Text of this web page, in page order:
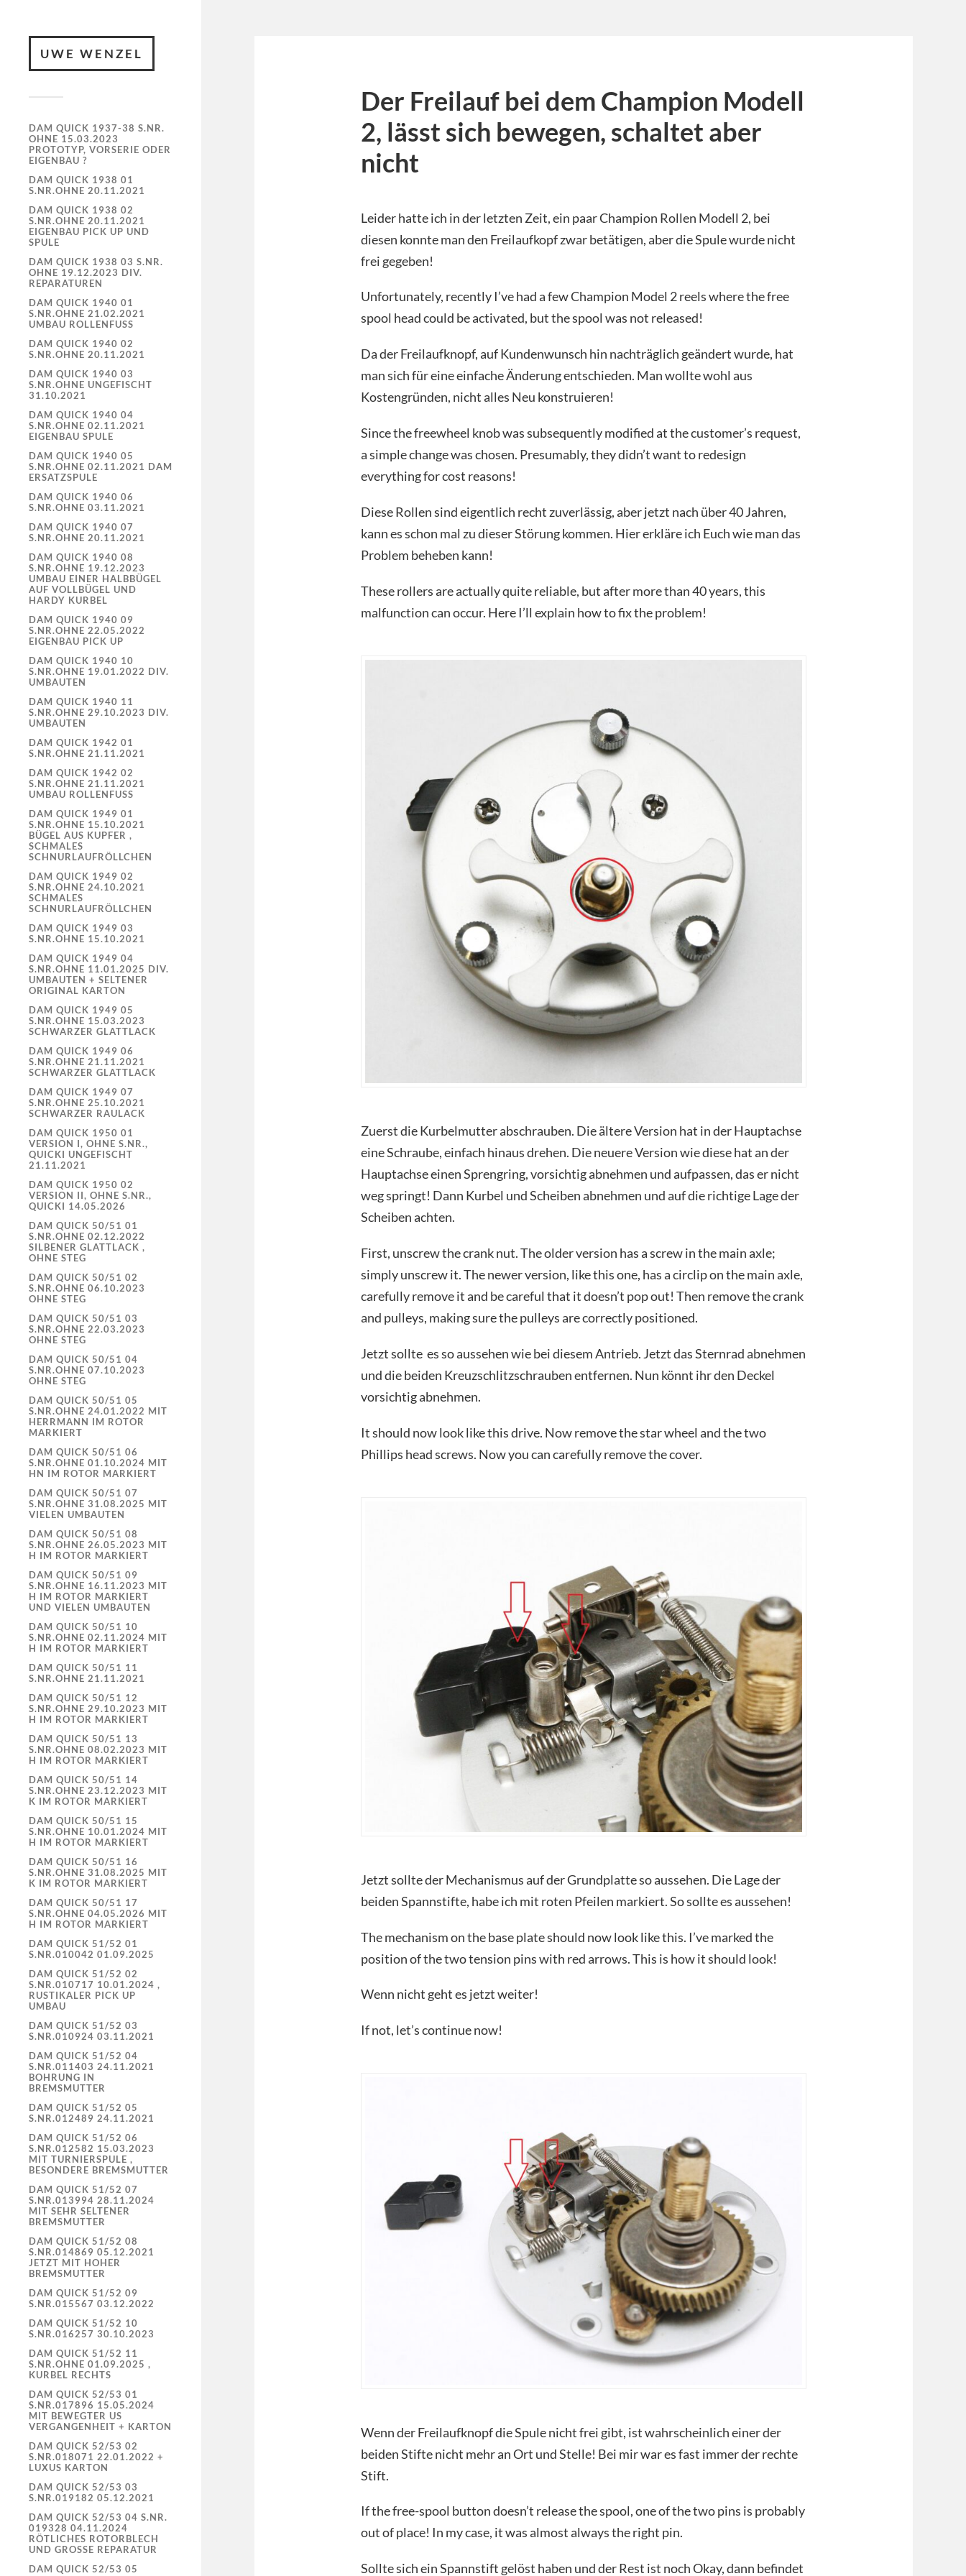
UWE WENZEL
DAM QUICK 1937-38 S.NR.
OHNE 15.03.2023
PROTOTYP, VORSERIE ODER
EIGENBAU ?
DAM QUICK 1938 01
S.NR.OHNE 20.11.2021
DAM QUICK 1938 02
S.NR.OHNE 20.11.2021
EIGENBAU PICK UP UND
SPULE
DAM QUICK 1938 03 S.NR.
OHNE 19.12.2023 DIV.
REPARATUREN
DAM QUICK 1940 01
S.NR.OHNE 21.02.2021
UMBAU ROLLENFUSS
DAM QUICK 1940 02
S.NR.OHNE 20.11.2021
DAM QUICK 1940 03
S.NR.OHNE UNGEFISCHT
31.10.2021
DAM QUICK 1940 04
S.NR.OHNE 02.11.2021
EIGENBAU SPULE
DAM QUICK 1940 05
S.NR.OHNE 02.11.2021 DAM
ERSATZSPULE
DAM QUICK 1940 06
S.NR.OHNE 03.11.2021
DAM QUICK 1940 07
S.NR.OHNE 20.11.2021
DAM QUICK 1940 08
S.NR.OHNE 19.12.2023
UMBAU EINER HALBBÜGEL
AUF VOLLBÜGEL UND
HARDY KURBEL
DAM QUICK 1940 09
S.NR.OHNE 22.05.2022
EIGENBAU PICK UP
DAM QUICK 1940 10
S.NR.OHNE 19.01.2022 DIV.
UMBAUTEN
DAM QUICK 1940 11
S.NR.OHNE 29.10.2023 DIV.
UMBAUTEN
DAM QUICK 1942 01
S.NR.OHNE 21.11.2021
DAM QUICK 1942 02
S.NR.OHNE 21.11.2021
UMBAU ROLLENFUSS
DAM QUICK 1949 01
S.NR.OHNE 15.10.2021
BÜGEL AUS KUPFER ,
SCHMALES
SCHNURLAUFRÖLLCHEN
DAM QUICK 1949 02
S.NR.OHNE 24.10.2021
SCHMALES
SCHNURLAUFRÖLLCHEN
DAM QUICK 1949 03
S.NR.OHNE 15.10.2021
DAM QUICK 1949 04
S.NR.OHNE 11.01.2025 DIV.
UMBAUTEN + SELTENER
ORIGINAL KARTON
DAM QUICK 1949 05
S.NR.OHNE 15.03.2023
SCHWARZER GLATTLACK
DAM QUICK 1949 06
S.NR.OHNE 21.11.2021
SCHWARZER GLATTLACK
DAM QUICK 1949 07
S.NR.OHNE 25.10.2021
SCHWARZER RAULACK
DAM QUICK 1950 01
VERSION I, OHNE S.NR.,
QUICKI UNGEFISCHT
21.11.2021
DAM QUICK 1950 02
VERSION II, OHNE S.NR.,
QUICKI 14.05.2026
DAM QUICK 50/51 01
S.NR.OHNE 02.12.2022
SILBENER GLATTLACK ,
OHNE STEG
DAM QUICK 50/51 02
S.NR.OHNE 06.10.2023
OHNE STEG
DAM QUICK 50/51 03
S.NR.OHNE 22.03.2023
OHNE STEG
DAM QUICK 50/51 04
S.NR.OHNE 07.10.2023
OHNE STEG
DAM QUICK 50/51 05
S.NR.OHNE 24.01.2022 MIT
HERRMANN IM ROTOR
MARKIERT
DAM QUICK 50/51 06
S.NR.OHNE 01.10.2024 MIT
HN IM ROTOR MARKIERT
DAM QUICK 50/51 07
S.NR.OHNE 31.08.2025 MIT
VIELEN UMBAUTEN
DAM QUICK 50/51 08
S.NR.OHNE 26.05.2023 MIT
H IM ROTOR MARKIERT
DAM QUICK 50/51 09
S.NR.OHNE 16.11.2023 MIT
H IM ROTOR MARKIERT
UND VIELEN UMBAUTEN
DAM QUICK 50/51 10
S.NR.OHNE 02.11.2024 MIT
H IM ROTOR MARKIERT
DAM QUICK 50/51 11
S.NR.OHNE 21.11.2021
DAM QUICK 50/51 12
S.NR.OHNE 29.10.2023 MIT
H IM ROTOR MARKIERT
DAM QUICK 50/51 13
S.NR.OHNE 08.02.2023 MIT
H IM ROTOR MARKIERT
DAM QUICK 50/51 14
S.NR.OHNE 23.12.2023 MIT
K IM ROTOR MARKIERT
DAM QUICK 50/51 15
S.NR.OHNE 10.01.2024 MIT
H IM ROTOR MARKIERT
DAM QUICK 50/51 16
S.NR.OHNE 31.08.2025 MIT
K IM ROTOR MARKIERT
DAM QUICK 50/51 17
S.NR.OHNE 04.05.2026 MIT
H IM ROTOR MARKIERT
DAM QUICK 51/52 01
S.NR.010042 01.09.2025
DAM QUICK 51/52 02
S.NR.010717 10.01.2024 ,
RUSTIKALER PICK UP
UMBAU
DAM QUICK 51/52 03
S.NR.010924 03.11.2021
DAM QUICK 51/52 04
S.NR.011403 24.11.2021
BOHRUNG IN
BREMSMUTTER
DAM QUICK 51/52 05
S.NR.012489 24.11.2021
DAM QUICK 51/52 06
S.NR.012582 15.03.2023
MIT TURNIERSPULE ,
BESONDERE BREMSMUTTER
DAM QUICK 51/52 07
S.NR.013994 28.11.2024
MIT SEHR SELTENER
BREMSMUTTER
DAM QUICK 51/52 08
S.NR.014869 05.12.2021
JETZT MIT HOHER
BREMSMUTTER
DAM QUICK 51/52 09
S.NR.015567 03.12.2022
DAM QUICK 51/52 10
S.NR.016257 30.10.2023
DAM QUICK 51/52 11
S.NR.OHNE 01.09.2025 ,
KURBEL RECHTS
DAM QUICK 52/53 01
S.NR.017896 15.05.2024
MIT BEWEGTER US
VERGANGENHEIT + KARTON
DAM QUICK 52/53 02
S.NR.018071 22.01.2022 +
LUXUS KARTON
DAM QUICK 52/53 03
S.NR.019182 05.12.2021
DAM QUICK 52/53 04 S.NR.
019328 04.11.2024
RÖTLICHES ROTORBLECH
UND GROSSE REPARATUR
DAM QUICK 52/53 05
Der Freilauf bei dem Champion Modell
2, lässt sich bewegen, schaltet aber
nicht
Leider hatte ich in der letzten Zeit, ein paar Champion Rollen Modell 2, bei
diesen konnte man den Freilaufkopf zwar betätigen, aber die Spule wurde nicht
frei gegeben!
Unfortunately, recently I’ve had a few Champion Model 2 reels where the free
spool head could be activated, but the spool was not released!
Da der Freilaufknopf, auf Kundenwunsch hin nachträglich geändert wurde, hat
man sich für eine einfache Änderung entschieden. Man wollte wohl aus
Kostengründen, nicht alles Neu konstruieren!
Since the freewheel knob was subsequently modified at the customer’s request,
a simple change was chosen. Presumably, they didn’t want to redesign
everything for cost reasons!
Diese Rollen sind eigentlich recht zuverlässig, aber jetzt nach über 40 Jahren,
kann es schon mal zu dieser Störung kommen. Hier erkläre ich Euch wie man das
Problem beheben kann!
These rollers are actually quite reliable, but after more than 40 years, this
malfunction can occur. Here I’ll explain how to fix the problem!
Zuerst die Kurbelmutter abschrauben. Die ältere Version hat in der Hauptachse
eine Schraube, einfach hinaus drehen. Die neuere Version wie diese hat an der
Hauptachse einen Sprengring, vorsichtig abnehmen und aufpassen, das er nicht
weg springt! Dann Kurbel und Scheiben abnehmen und auf die richtige Lage der
Scheiben achten.
First, unscrew the crank nut. The older version has a screw in the main axle;
simply unscrew it. The newer version, like this one, has a circlip on the main axle,
carefully remove it and be careful that it doesn’t pop out! Then remove the crank
and pulleys, making sure the pulleys are correctly positioned.
Jetzt sollte es so aussehen wie bei diesem Antrieb. Jetzt das Sternrad abnehmen
und die beiden Kreuzschlitzschrauben entfernen. Nun könnt ihr den Deckel
vorsichtig abnehmen.
It should now look like this drive. Now remove the star wheel and the two
Phillips head screws. Now you can carefully remove the cover.
Jetzt sollte der Mechanismus auf der Grundplatte so aussehen. Die Lage der
beiden Spannstifte, habe ich mit roten Pfeilen markiert. So sollte es aussehen!
The mechanism on the base plate should now look like this. I’ve marked the
position of the two tension pins with red arrows. This is how it should look!
Wenn nicht geht es jetzt weiter!
If not, let’s continue now!
Wenn der Freilaufknopf die Spule nicht frei gibt, ist wahrscheinlich einer der
beiden Stifte nicht mehr an Ort und Stelle! Bei mir war es fast immer der rechte
Stift.
If the free-spool button doesn’t release the spool, one of the two pins is probably
out of place! In my case, it was almost always the right pin.
Sollte sich ein Spannstift gelöst haben und der Rest ist noch Okay, dann befindet